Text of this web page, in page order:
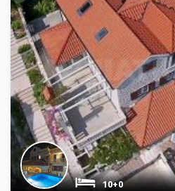
10+0